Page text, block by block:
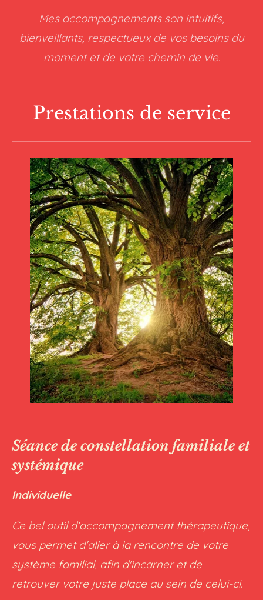
Mes accompagnements son intuitifs,
bienveillants, respectueux de vos besoins du
moment et de votre chemin de vie.
Prestations de service
Séance de constellation familiale et
systémique
Individuelle
Ce bel outil d'accompagnement thérapeutique,
vous permet d'aller à la rencontre de votre
système familial, afin d'incarner et de
retrouver votre juste place au sein de celui-ci.